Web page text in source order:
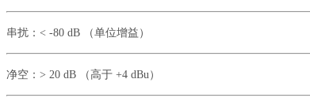
串扰： < -80 dB （单位增益）
净空： > 20 dB （高于 +4 dBu）